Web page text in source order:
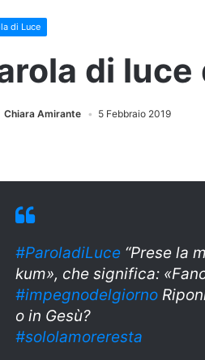
di Luce
di
Chiara Amirante 5 Febbraio 2019
#ParoladiLuce “Prese la
kum», che significa:
#impegnodelgiorno
o in Gesù?
#sololamoreresta